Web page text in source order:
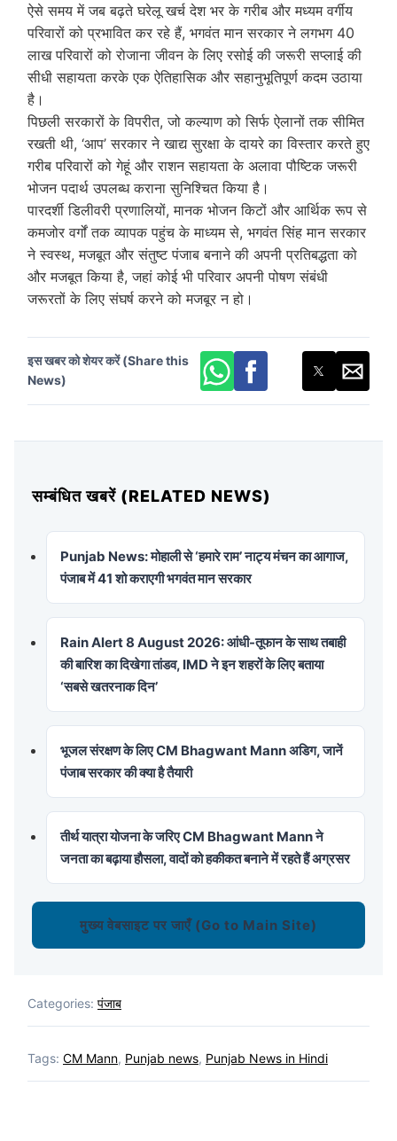
ऐसे समय में जब बढ़ते घरेलू खर्च देश भर के गरीब और मध्यम वर्गीय
परिवारों को प्रभावित कर रहे हैं, भगवंत मान सरकार ने लगभग 40
लाख परिवारों को रोजाना जीवन के लिए रसोई की जरूरी सप्लाई की
सीधी सहायता करके एक ऐतिहासिक और सहानुभूतिपूर्ण कदम उठाया
है।
पिछली सरकारों के विपरीत, जो कल्याण को सिर्फ ऐलानों तक सीमित
रखती थी, ‘आप’ सरकार ने खाद्य सुरक्षा के दायरे का विस्तार करते हुए
गरीब परिवारों को गेहूं और राशन सहायता के अलावा पौष्टिक जरूरी
भोजन पदार्थ उपलब्ध कराना सुनिश्चित किया है।
पारदर्शी डिलीवरी प्रणालियों, मानक भोजन किटों और आर्थिक रूप से
कमजोर वर्गों तक व्यापक पहुंच के माध्यम से, भगवंत सिंह मान सरकार
ने स्वस्थ, मजबूत और संतुष्ट पंजाब बनाने की अपनी प्रतिबद्धता को
और मजबूत किया है, जहां कोई भी परिवार अपनी पोषण संबंधी
जरूरतों के लिए संघर्ष करने को मजबूर न हो।
इस खबर को शेयर करें (Share this
News)
सम्बंधित खबरें (RELATED NEWS)
Punjab News: मोहाली से ‘हमारे राम’ नाट्य मंचन का आगाज,
पंजाब में 41 शो कराएगी भगवंत मान सरकार
Rain Alert 8 August 2026: आंधी-तूफान के साथ तबाही
की बारिश का दिखेगा तांडव, IMD ने इन शहरों के लिए बताया
‘सबसे खतरनाक दिन’
भूजल संरक्षण के लिए CM Bhagwant Mann अडिग, जानें
पंजाब सरकार की क्या है तैयारी
तीर्थ यात्रा योजना के जरिए CM Bhagwant Mann ने
जनता का बढ़ाया हौसला, वादों को हकीकत बनाने में रहते हैं अग्रसर
मुख्य वेबसाइट पर जाएँ (Go to Main Site)
Categories: पंजाब
Tags: CM Mann, Punjab news, Punjab News in Hindi